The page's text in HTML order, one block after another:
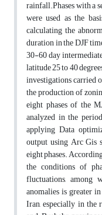
rainfall.Phases with a
were used as the
calculating the
duration in the DJF
30-60 day
latitude 25 to 40
investigations carried
the production of
eight phases of the
analyzed in the
applying Data
output using Arc Gis
eight phases.
the conditions of
fluctuations,
anomalies is greater
Iran, especially in the